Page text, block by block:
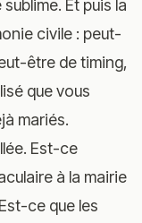
Et puis la
civile : peut-
être de timing,
que vous
mariés.
Est-ce
à la mairie
ce que les